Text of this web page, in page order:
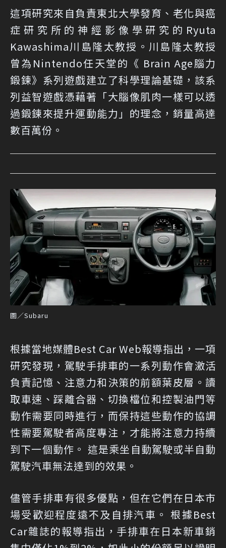
這項研究來自負責東北大學發育、老化與癌
症研究所的神經影像學研究的Ryuta
Kawashima川島隆太教授。川島隆太教授
曾為Nintendo任天堂的《 Brain Age腦力
鍛鍊》系列遊戲建立了科學理論基礎，該系
列益智遊戲憑藉著「大腦像肌肉一樣可以透
過鍛鍊來提升運動能力」的理念，銷量高達
數百萬份。
圖／Subaru
根據當地媒體Best Car Web報導指出，一項
研究發現，駕駛手排車的一系列動作會激活
負責記憶、注意力和決策的前額葉皮層。讀
取車速、踩離合器、切換檔位和控製油門等
動作需要同時進行，而保持這些動作的協調
性需要駕駛者高度專注，才能將注意力持續
到下一個動作。 這是乘坐自動駕駛或半自動
駕駛汽車無法達到的效果。
儘管手排車有很多優點，但在它們在日本市
場受歡迎程度遠不及自排汽車。 根據Best
Car雜誌的報導指出，手排車在日本新車銷